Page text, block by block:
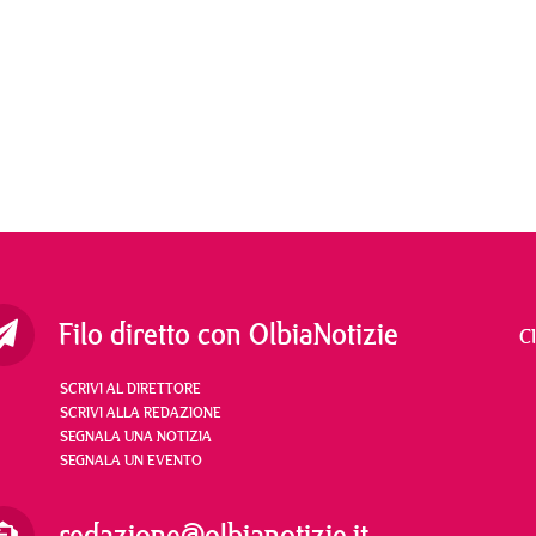
Filo diretto con OlbiaNotizie
SCRIVI AL DIRETTORE
SCRIVI ALLA REDAZIONE
SEGNALA UNA NOTIZIA
SEGNALA UN EVENTO